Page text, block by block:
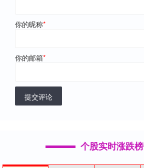
你的昵称*
你的邮箱*
提交评论
个股实时涨跌榜